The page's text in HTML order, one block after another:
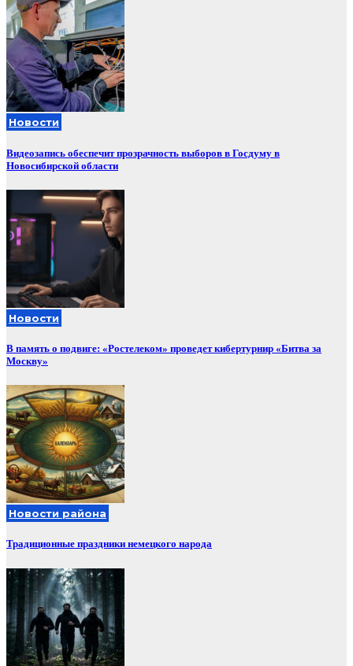
Новости
Видеозапись обеспечит прозрачность выборов в Госдуму в
Новосибирской области
Новости
В память о подвиге: «Ростелеком» проведет кибертурнир «Битва за
Москву»
Новости района
Традиционные праздники немецкого народа